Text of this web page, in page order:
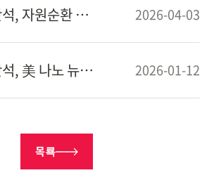
DS단석, 자원순환 기술 개발 공로로 경기도지사 표창 수상 2026-04-03
DS단석, 美 나노 뉴클리어 에너지와 MMR 업무협약 체결 2026-01-12
목룍